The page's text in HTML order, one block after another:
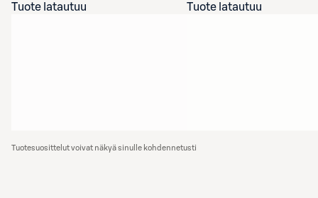
Tuote latautuu
Tuote latautuu
Tuotesuosittelut voivat näkyä sinulle kohdennetusti